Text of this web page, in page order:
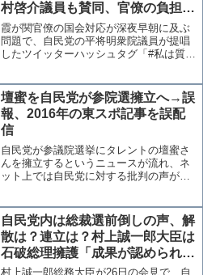
村啓介議員も賛同、官僚の負担軽
減と実のある質疑へ
霞が関官僚の国会対応が深夜早朝に及ぶ
問題で、自民党の平将明衆院議員が提唱
したツイッターハッシュタグ「#私は質問
村啓介衆院議員が賛同した。日本維新の
会は早くから質問通告...
壇蜜を自民党が参院選擁立へ→誤
報、2016年の東スポ記事を誤配
信
自民党が参議院選挙にタレントの壇蜜さ
んを擁立するというニュースが流れ、ネ
ット上では自民党に対する批判の声が上
やMSNが東京スポーツの記事を2020年12
月23日の...
自民党内は総裁選前倒しの声、解
散は？連立は？村上誠一郎大臣は
石破総理擁護「成果が認められつ
つある」【KSLチャンネル】
村上誠一郎総務大臣が26日の会見で、自